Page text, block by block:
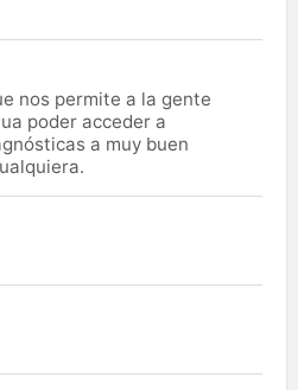
nos permite a la gente
poder acceder a
a muy buen